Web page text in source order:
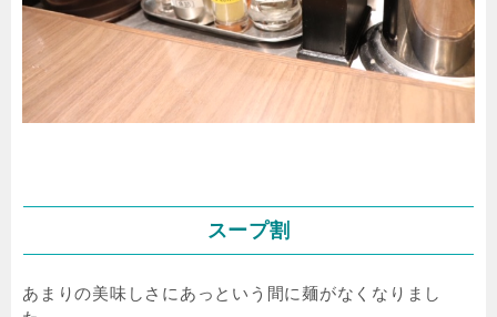
スープ割
あまりの美味しさにあっという間に麺がなくなりまし